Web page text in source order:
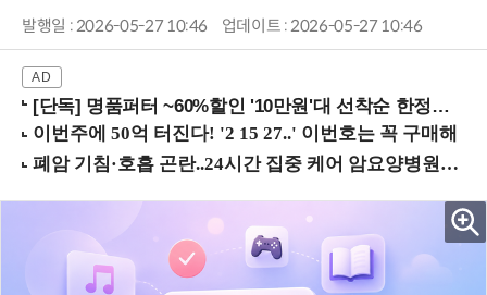
발행일 : 2026-05-27 10:46 업데이트 : 2026-05-27 10:46
[단독] 명품퍼터 ~60%할인 '10만원'대 선착순 한정판매!